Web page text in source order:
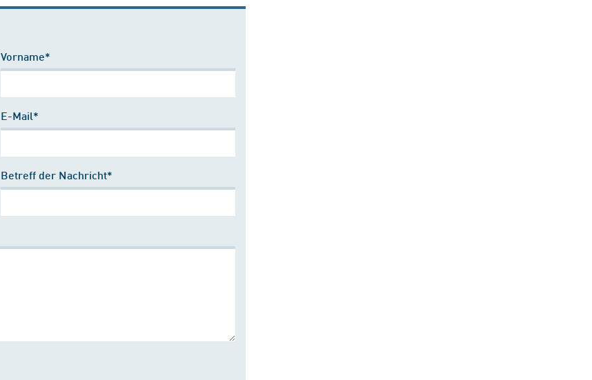
Vorname*
E-Mail*
Betreff der Nachricht*